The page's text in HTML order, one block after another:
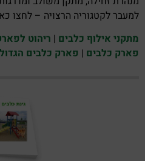
למעבר לקטגוריה הרצויה – לחצו
מתקני אילוף כלבים | ריהוט
פארק כלבים | פארק כלבים